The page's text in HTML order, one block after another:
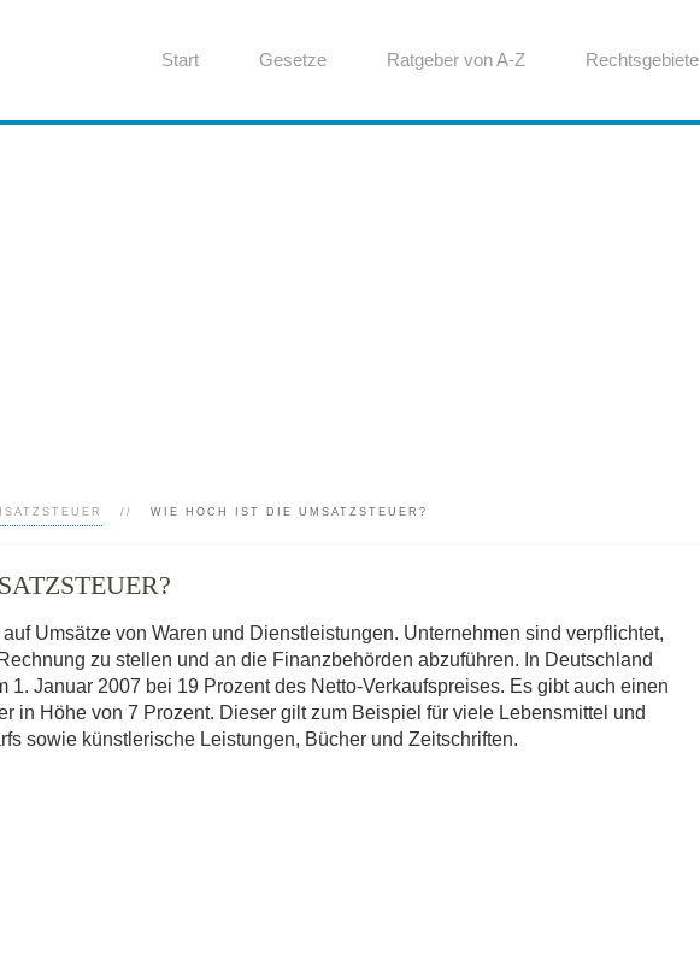
Start Gesetze Ratgeber von A-Z Rechtsgebiete
WIE HOCH IST DIE UMSATZSTEUER?
Umsätze von Waren und Dienstleistungen. Unternehmen sind verpflichtet,
zu stellen und an die Finanzbehörden abzuführen. In Deutschland
1. Januar 2007 bei 19 Prozent des Netto-Verkaufspreises. Es gibt auch einen
in Höhe von 7 Prozent. Dieser gilt zum Beispiel für viele Lebensmittel und
sowie künstlerische Leistungen, Bücher und Zeitschriften.